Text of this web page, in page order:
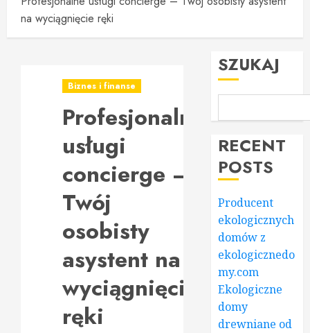
na wyciągnięcie ręki
Biznes i finanse
Profesjonalne
usługi
concierge –
Twój
osobisty
asystent na
wyciągnięcie
ręki
SZUKAJ
RECENT
POSTS
Producent
ekologicznych
domów z
ekologicznedo
my.com
Ekologiczne
domy
drewniane od